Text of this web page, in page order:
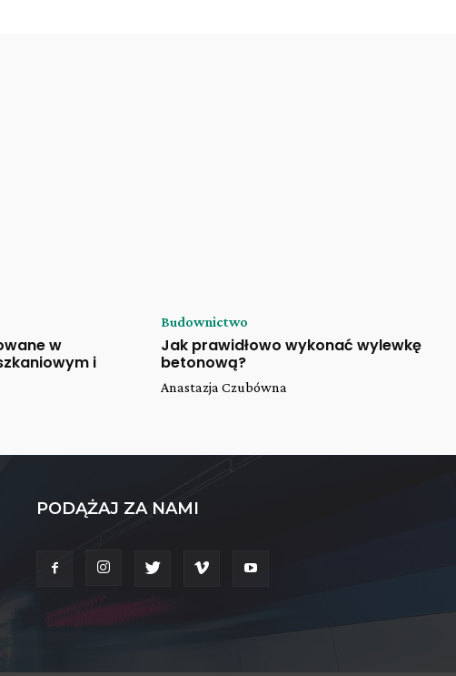
w
i
Budownictwo
Jak prawidłowo wykonać wylewkę
betonową?
Anastazja Czubówna
PODĄŻAJ ZA NAMI